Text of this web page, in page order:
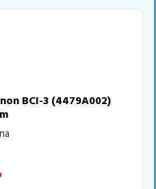
BCI-3 (4479A002)